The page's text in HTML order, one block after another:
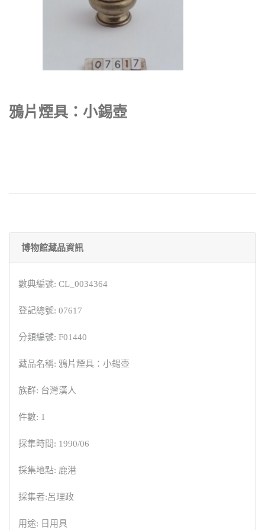
鴉片煙具：小錫壺
博物館藏品資訊
數典編號: CL_0034364
登記總號: 07617
分類編號: F01440
藏品名稱: 鴉片煙具：小錫壺
族群: 台灣漢人
件數: 1
採集時間: 1990/06
採集地點: 鹿港
採集者:呂理政
用途: 日用具